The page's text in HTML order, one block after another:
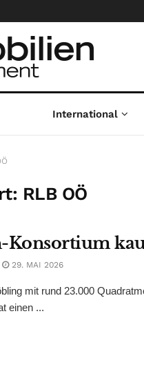
International
RLB OÖ
Konsortium
29. MAI 2026
mit rund 23.000
einen ...